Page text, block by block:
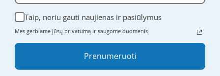
Taip, noriu gauti naujienas ir pasiūlymus
Mes gerbiame jūsų privatumą ir saugome duomenis
Prenumeruoti